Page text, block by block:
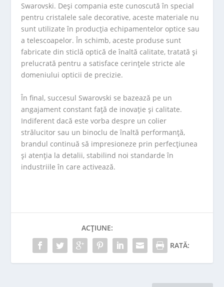
Swarovski. Deși compania este cunoscută în special
pentru cristalele sale decorative, aceste materiale nu
sunt utilizate în producția echipamentelor optice sau
a telescoapelor. În schimb, aceste produse sunt
fabricate din sticlă optică de înaltă calitate, tratată și
prelucrată pentru a satisface cerințele stricte ale
domeniului opticii de precizie.
În final, succesul Swarovski se bazează pe un
angajament constant față de inovație și calitate.
Indiferent dacă este vorba despre un colier
strălucitor sau un binoclu de înaltă performanță,
brandul continuă să impresioneze prin perfecțiunea
și atenția la detalii, stabilind noi standarde în
industriile în care activează.
ACȚIUNE:
RATĂ: